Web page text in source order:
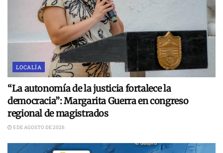
LOCALÍA
“La autonomía de la justicia fortalece la
democracia”: Margarita Guerra en congreso
regional de magistrados
5 DE AGOSTO DE 2026